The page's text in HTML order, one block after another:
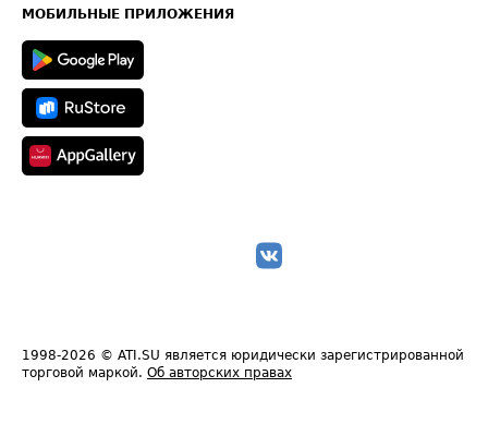
Техническая информация
МОБИЛЬНЫЕ ПРИЛОЖЕНИЯ
1998-2026 © ATI.SU является юридически зарегистрированной
торговой маркой. Об авторских правах